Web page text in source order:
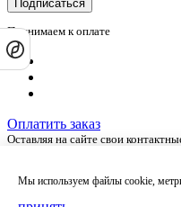
Подписаться
Принимаем к оплате
Оплатить заказ
Оставляя на сайте свои
Мы используем файлы cookie,